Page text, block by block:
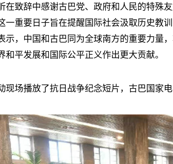
在致辞中感谢古巴党、政府和人民的特殊
一重要日子旨在提醒国际社会汲取历史教
示，中国和古巴同为全球南方的重要力量
和平发展和国际公平正义作出更大贡献。
现场播放了抗日战争纪念短片，古巴国家